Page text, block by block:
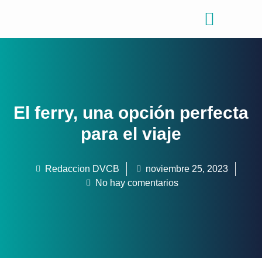
El ferry, una opción perfecta
para el viaje
Redaccion DVCB
noviembre 25, 2023
No hay comentarios